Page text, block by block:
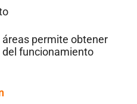
permite obtener
funcionamiento